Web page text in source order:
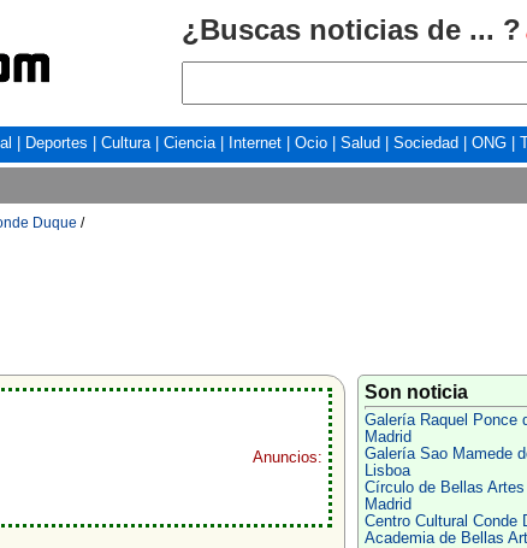
¿Buscas noticias de ... ?
Deportes Cultura| Ciencia| Internet Ocio Salud Sociedad ONG
Duque /
Anuncios:
Son noticia
Galería Raquel Ponce
Madrid
Galería Sao Mamede
Lisboa
Círculo de Bellas Artes
Madrid
Centro Cultural Conde
Academia de Bellas